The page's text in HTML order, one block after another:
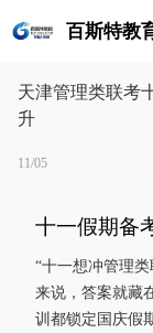
百斯特教
天津管理类联考
升
11/05
十一假期备
“十一想冲管理
来说，答案就藏
训都锁定国庆假